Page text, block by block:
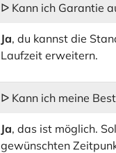
ᐅ Kann ich Garantie
Ja, du kannst die
Laufzeit erweitern.
ᐅ Kann ich meine
Ja, das ist möglich.
gewünschten